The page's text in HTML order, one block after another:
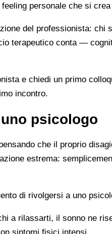
personale che si
del professionista:
terapeutico conta —
e chiedi un primo
incontro.
psicologo
che il proprio
estrema:
di rivolgersi a uno
a rilassarti, il sonno ne